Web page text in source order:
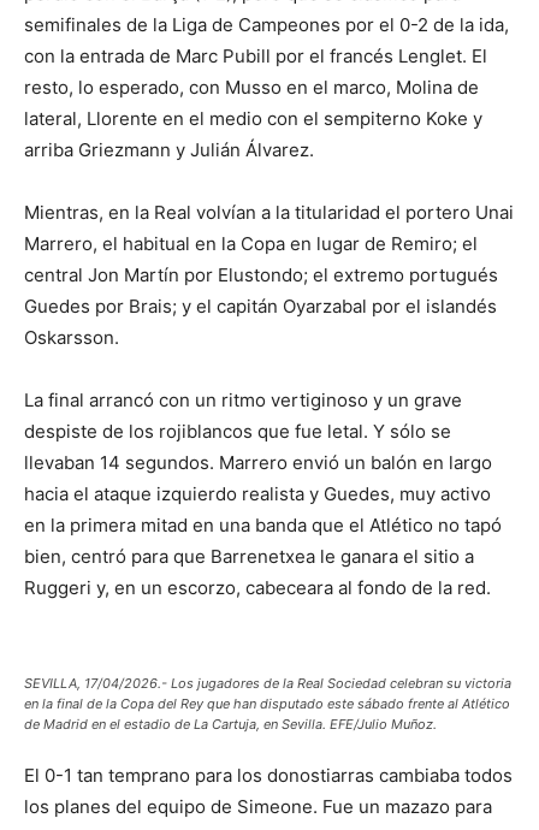
semifinales de la Liga de Campeones por el 0-2 de la ida,
con la entrada de Marc Pubill por el francés Lenglet. El
resto, lo esperado, con Musso en el marco, Molina de
lateral, Llorente en el medio con el sempiterno Koke y
arriba Griezmann y Julián Álvarez.
Mientras, en la Real volvían a la titularidad el portero Unai
Marrero, el habitual en la Copa en lugar de Remiro; el
central Jon Martín por Elustondo; el extremo portugués
Guedes por Brais; y el capitán Oyarzabal por el islandés
Oskarsson.
La final arrancó con un ritmo vertiginoso y un grave
despiste de los rojiblancos que fue letal. Y sólo se
llevaban 14 segundos. Marrero envió un balón en largo
hacia el ataque izquierdo realista y Guedes, muy activo
en la primera mitad en una banda que el Atlético no tapó
bien, centró para que Barrenetxea le ganara el sitio a
Ruggeri y, en un escorzo, cabeceara al fondo de la red.
SEVILLA, 17/04/2026.- Los jugadores de la Real Sociedad celebran su victoria
en la final de la Copa del Rey que han disputado este sábado frente al Atlético
de Madrid en el estadio de La Cartuja, en Sevilla. EFE/Julio Muñoz.
El 0-1 tan temprano para los donostiarras cambiaba todos
los planes del equipo de Simeone. Fue un mazazo para